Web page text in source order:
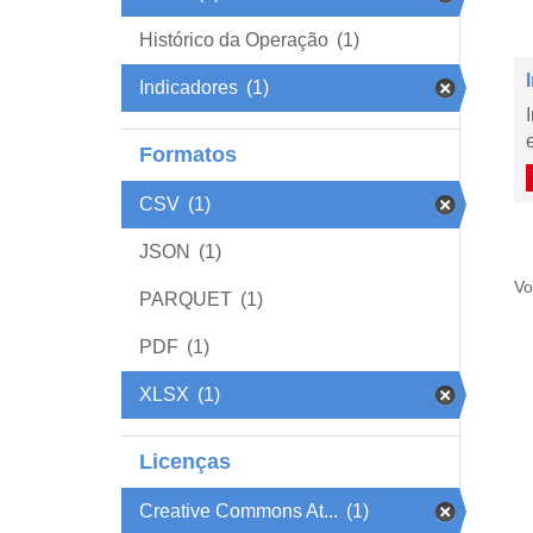
Histórico da Operação (1)
Indicadores (1)
Formatos
CSV (1)
JSON (1)
PARQUET (1)
PDF (1)
XLSX (1)
Licenças
Creative Commons At... (1)